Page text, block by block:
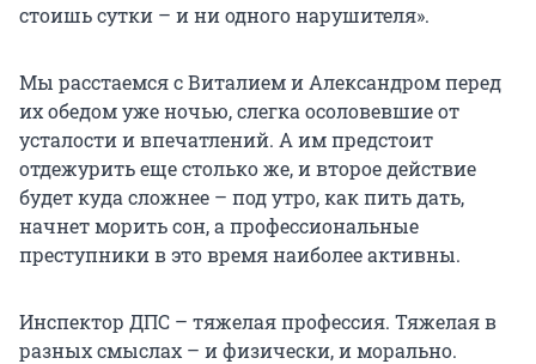
стоишь сутки – и ни одного нарушителя».
Мы расстаемся с Виталием и Александром перед
их обедом уже ночью, слегка осоловевшие от
усталости и впечатлений. А им предстоит
отдежурить еще столько же, и второе действие
будет куда сложнее – под утро, как пить дать,
начнет морить сон, а профессиональные
преступники в это время наиболее активны.
Инспектор ДПС – тяжелая профессия. Тяжелая в
разных смыслах – и физически, и морально.